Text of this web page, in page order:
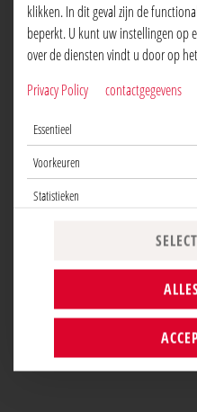
klikken. In dit geval zijn de
beperkt. U kunt uw instellingen op
over de diensten vindt u door op
Privacy Policy
contactgegevens
Essentieel
Voorkeuren
Statistieken
NU